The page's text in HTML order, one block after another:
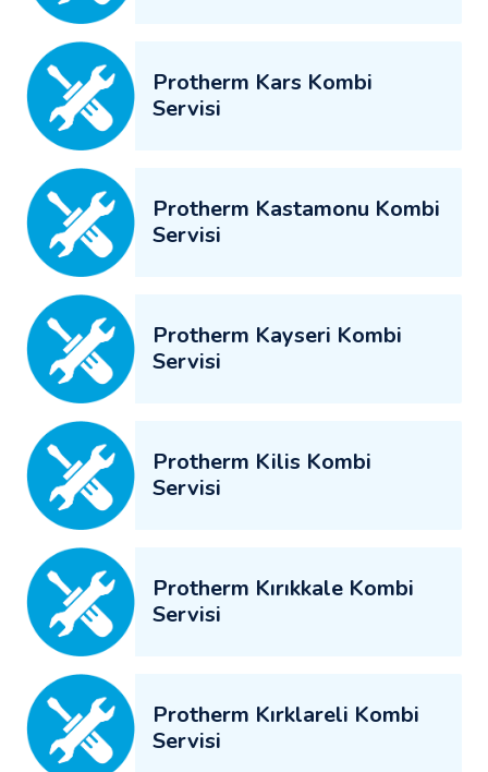
Protherm Kars Kombi
Servisi
Protherm Kastamonu Kombi
Servisi
Protherm Kayseri Kombi
Servisi
Protherm Kilis Kombi
Servisi
Protherm Kırıkkale Kombi
Servisi
Protherm Kırklareli Kombi
Servisi